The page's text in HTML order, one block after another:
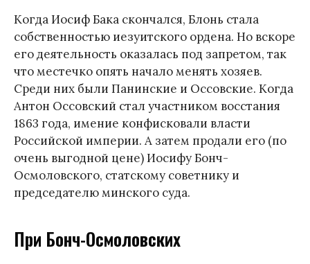
Когда Иосиф Бака скончался, Блонь стала
собственностью иезуитского ордена. Но вскоре
его деятельность оказалась под запретом, так
что местечко опять начало менять хозяев.
Среди них были Панинские и Оссовские. Когда
Антон Оссовский стал участником восстания
1863 года, имение конфисковали власти
Российской империи. А затем продали его (по
очень выгодной цене) Иосифу Бонч-
Осмоловского, статскому советнику и
председателю минского суда.
При Бонч-Осмоловских